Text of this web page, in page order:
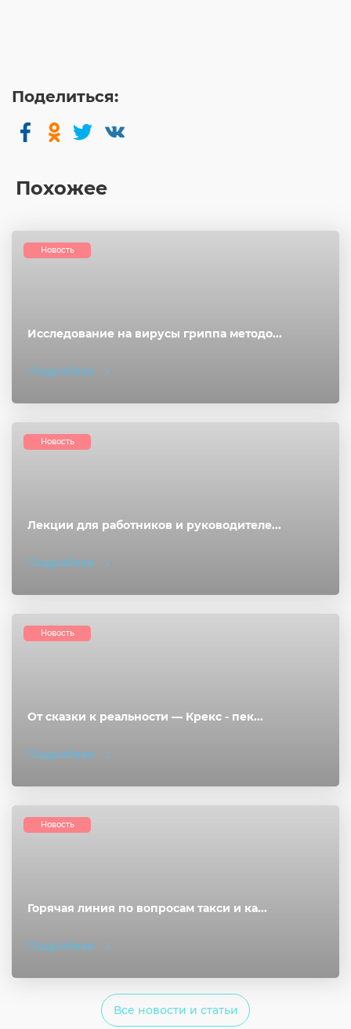
Поделиться:
Похожее
Исследование на вирусы гриппа методо...
Подробнее
Новость
Лекции для работников и руководителе...
Подробнее
Новость
От сказки к реальности — Крекс - пек...
Подробнее
Новость
Горячая линия по вопросам такси и ка...
Подробнее
Новость
Все новости и статьи